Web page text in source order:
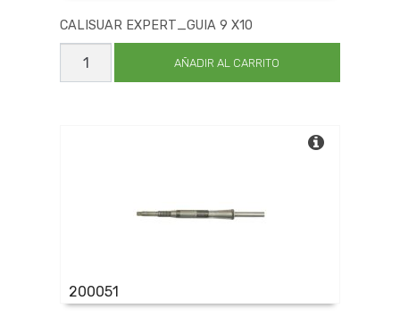
CALISUAR EXPERT_GUIA 9 X10
CALISUAR
EXPERT_GUIA
9
AÑADIR AL CARRITO
200051